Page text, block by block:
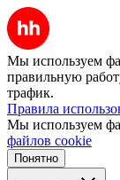
Мы используем
правильную
трафик.
Правила
Мы используем
файлов cookie
Понятно